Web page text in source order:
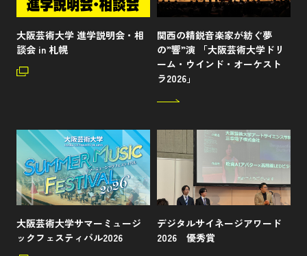
大阪芸術大学 進学説明会・相
談会 in 札幌
関西の精鋭音楽家が紡ぐ夢
の”響”演 「大阪芸術大学ドリ
ーム・ウインド・オーケスト
ラ2026」
大阪芸術大学サマーミュージ
ックフェスティバル2026
デジタルサイネージアワード
2026 優秀賞